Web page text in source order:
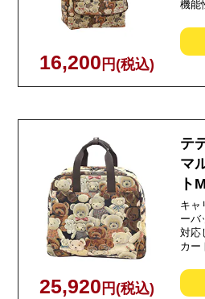
16,200 円(税込)
機能
25,920 円(税込)
テ
マ
トM
キャ
ーバ
対応
カー